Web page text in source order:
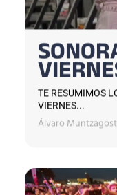
TE RESUMIMOS
VIERNES...
Álvaro Muntz